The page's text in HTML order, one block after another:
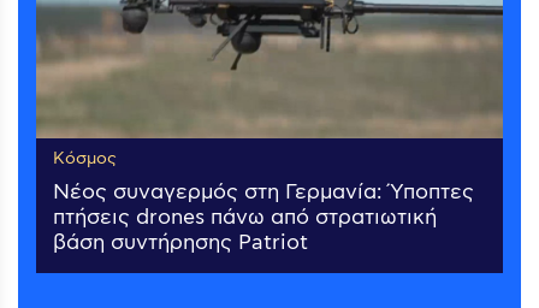
Κόσμος
Νέος συναγερμός στη Γερμανία: Ύποπτες
πτήσεις drones πάνω από στρατιωτική
βάση συντήρησης Patriot